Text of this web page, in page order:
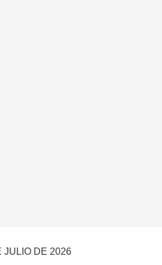
JULIO DE 2026